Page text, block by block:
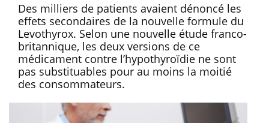
Des milliers de patients avaient dénoncé les
effets secondaires de la nouvelle formule du
Levothyrox. Selon une nouvelle étude franco-
britannique, les deux versions de ce
médicament contre l’hypothyroïdie ne sont
pas substituables pour au moins la moitié
des consommateurs.